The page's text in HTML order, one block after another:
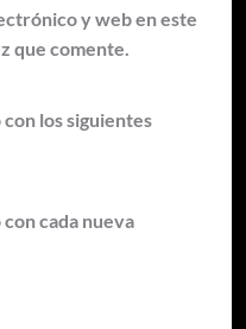
y web en este
que comente.
los siguientes
cada nueva